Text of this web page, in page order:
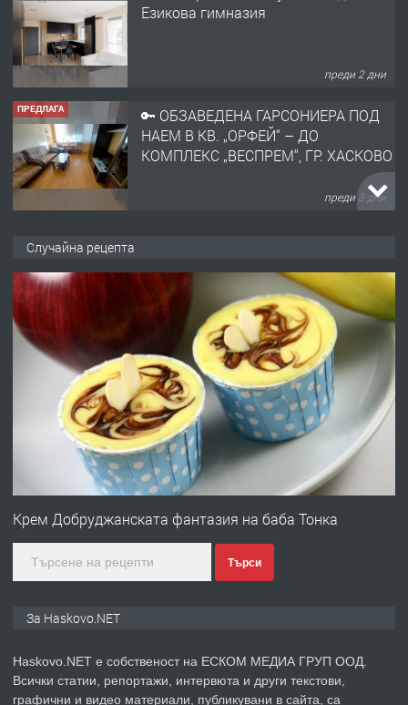
Езикова гимназия
преди 2 дни
ПРЕДЛАГА
🔑 ОБЗАВЕДЕНА ГАРСОНИЕРА ПОД
НАЕМ В КВ. „ОРФЕЙ“ – ДО
КОМПЛЕКС „ВЕСПРЕМ“, ГР. ХАСКОВО
преди 3 дни
АПАРТАМЕНТ В ЦЕНТЪРА НА ГР.
ХАСКОВО
преди 4 дни
ПРЕДЛАГА Давам гараж под наем
преди 4 дни
№4120 Магазин/Офис под наем в кв.
градската градина!
преди 5 дни
Случайна рецепта
Крем Добруджанската фантазия на баба Тонка
Търси
За Haskovo.NET
Haskovo.NET е собственост на ЕСКОМ МЕДИА ГРУП ООД.
Всички статии, репортажи, интервюта и други текстови,
графични и видео материали, публикувани в сайта, са